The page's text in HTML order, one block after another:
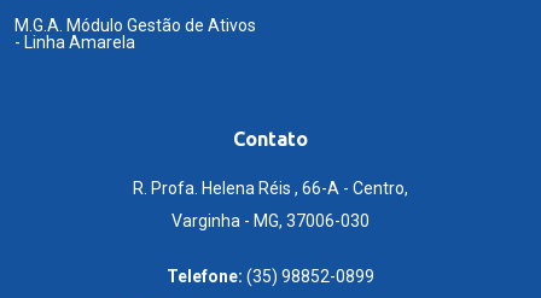
M.G.A. Módulo Gestão de Ativos
- Linha Amarela
Contato
R. Profa. Helena Réis , 66-A - Centro,
Varginha - MG, 37006-030
Telefone: (35) 98852-0899